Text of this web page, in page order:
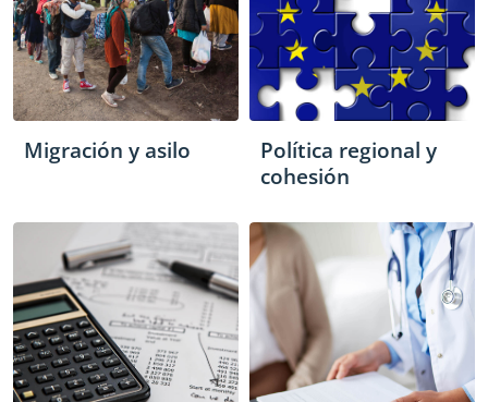
Migración y asilo
Política regional y
cohesión